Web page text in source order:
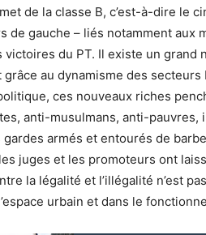
de la classe B, c’est-à-dire le
de gauche – liés notamment aux
victoires du PT. Il existe un grand
grâce au dynamisme des
ces nouveaux riches
anti-musulmans, anti-
armés et entourés de
juges et les promoteurs ont
la légalité et l’illégalité n’est
urbain et dans le